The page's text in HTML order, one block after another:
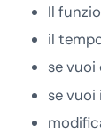
Il
il
se
se